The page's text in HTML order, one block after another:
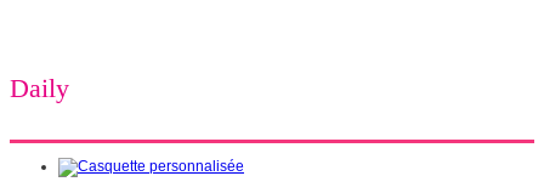
Daily